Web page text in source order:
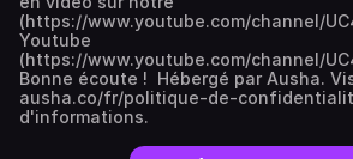
(https://www.youtube.com/channel/
Youtube
(https://www.youtube.com/channel/
Bonne écoute ! Hébergé par Ausha.
ausha.co/fr/politique-de-
d'informations.